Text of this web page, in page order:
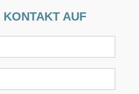
KONTAKT AUF